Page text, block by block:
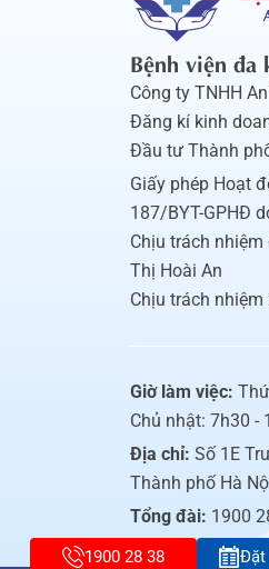
Bệnh viện đa
Công ty TNHH
Đăng kí kinh
Đầu tư Thành
Giấy phép Hoạt
187/BYT-GPHĐ
Chịu trách
Thị Hoài An
Chịu trách
Giờ làm việc:
Chủ nhật: 7h30 -
Địa chỉ: Số 1E
Thành phố Hà
Tổng đài: 1900
1900 28 38 Đặt